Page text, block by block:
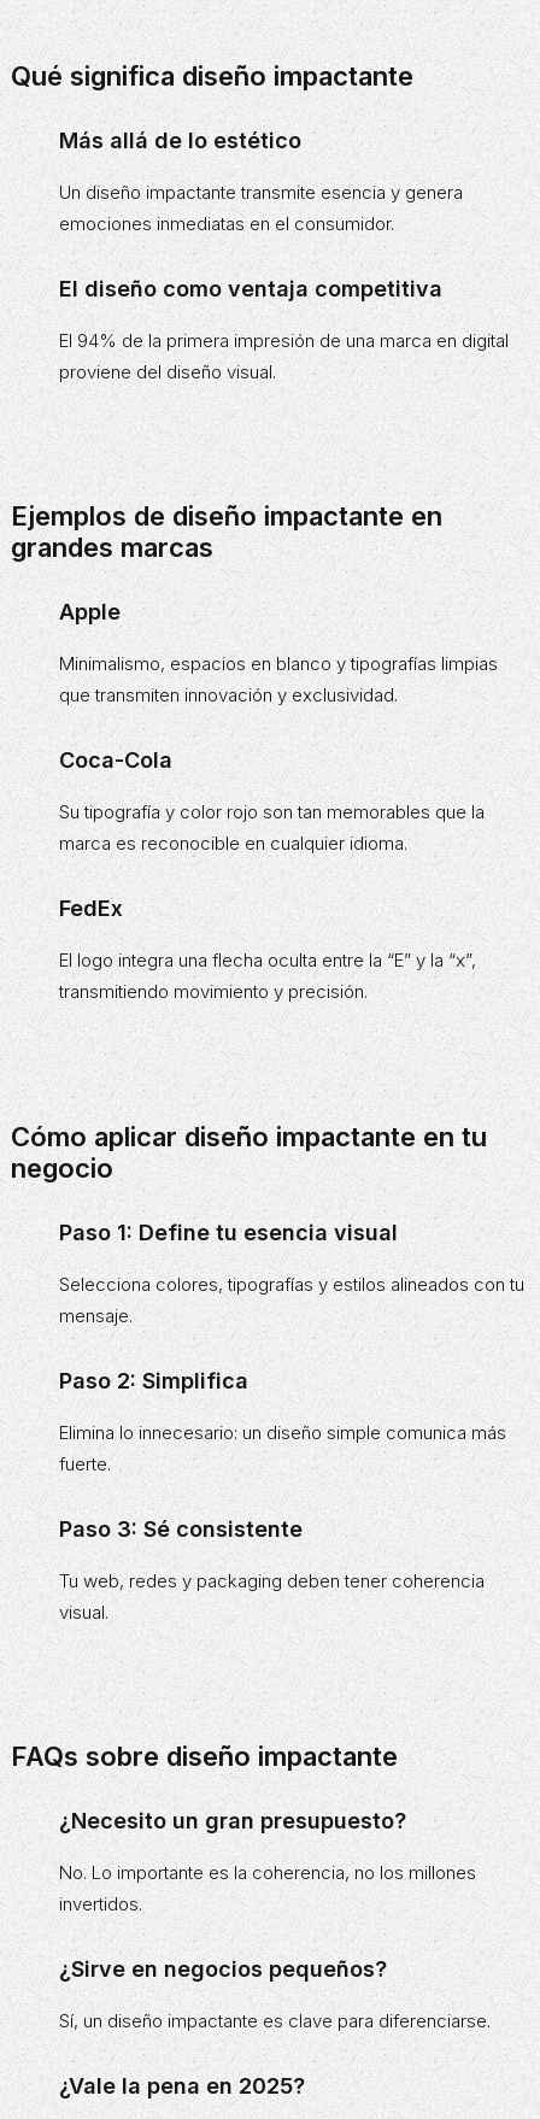
Qué significa diseño impactante
Más allá de lo estético
Un diseño impactante transmite esencia y genera
emociones inmediatas en el consumidor.
El diseño como ventaja competitiva
El 94% de la primera impresión de una marca en digital
proviene del diseño visual.
Ejemplos de diseño impactante en
grandes marcas
Apple
Minimalismo, espacios en blanco y tipografías limpias
que transmiten innovación y exclusividad.
Coca-Cola
Su tipografía y color rojo son tan memorables que la
marca es reconocible en cualquier idioma.
FedEx
El logo integra una flecha oculta entre la “E” y la “x”,
transmitiendo movimiento y precisión.
Cómo aplicar diseño impactante en tu
negocio
Paso 1: Define tu esencia visual
Selecciona colores, tipografías y estilos alineados con tu
mensaje.
Paso 2: Simplifica
Elimina lo innecesario: un diseño simple comunica más
fuerte.
Paso 3: Sé consistente
Tu web, redes y packaging deben tener coherencia
visual.
FAQs sobre diseño impactante
¿Necesito un gran presupuesto?
No. Lo importante es la coherencia, no los millones
invertidos.
¿Sirve en negocios pequeños?
Sí, un diseño impactante es clave para diferenciarse.
¿Vale la pena en 2025?